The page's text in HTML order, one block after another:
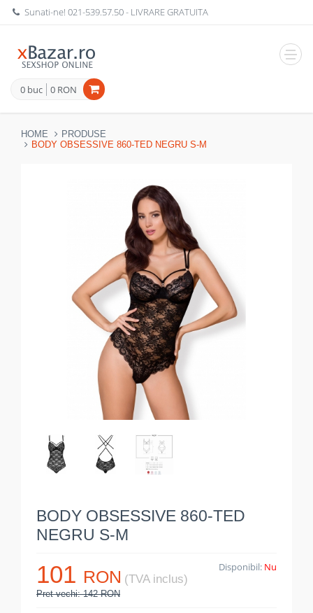
Sunati-ne!021-539.57.50- LIVRARE GRATUITA
0 buc 0 RON
HOME
PRODUSE
BODY OBSESSIVE 860-TED NEGRU S-M
BODY OBSESSIVE 860-TED
NEGRU S-M
101 RON (TVA inclus)
Pret vechi: 142 RON
Disponibil: Nu